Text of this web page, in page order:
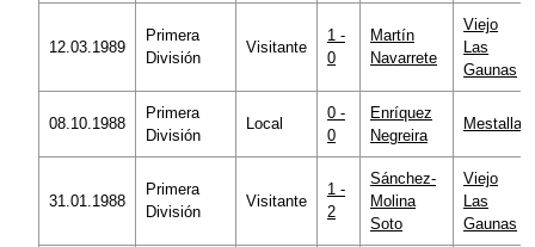
12.03.1989
Primera
División
Visitante
1 -
0
Martín
Navarrete
Viejo
Las
Gaunas
08.10.1988
Primera
División
Local
0 -
0
Enríquez
Negreira
Mestalla
31.01.1988
Primera
División
Visitante
1 -
2
Sánchez-
Molina
Soto
Viejo
Las
Gaunas